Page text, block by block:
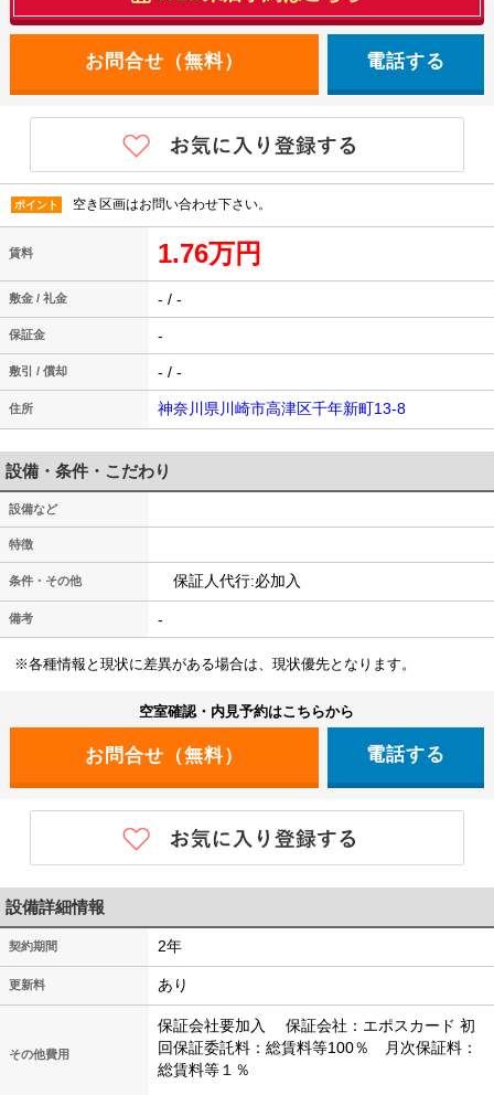
電話する
ポイント 空き区画はお問い合わせ下さい。
賃料 1.76万円
敷金 / 礼金 - / -
保証金 -
敷引 / 償却 - / -
住所 神奈川県川崎市高津区千年新町13-8
設備・条件・こだわり
設備など
特徴
条件・その他 保証人代行:必加入
備考 -
※各種情報と現状に差異がある場合は、現状優先となります。
空室確認・内見予約はこちらから
電話する
設備詳細情報
契約期間 2年
更新料 あり
その他費用
保証会社要加入 保証会社：エポスカード 初
回保証委託料：総賃料等100％ 月次保証料：
総賃料等１％